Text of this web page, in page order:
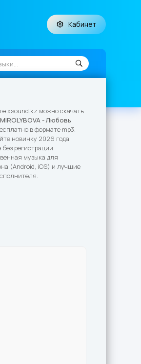
Кабинет
xsound.kz можно скачать
MIROLYBOVA - Любовь
в формате mp3.
новинку 2026 года
регистрации.
музыка для
(Android, iOS) и лучшие